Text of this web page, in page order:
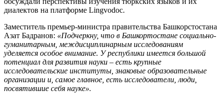
диалектов на платформе Lingvodoc.
Заместитель премьер-министра правительства Башкорстостана
Азат Бадранов: «Подчеркну, что в Башкортостане социально-
гуманитарным, междисциплинарным исследованиям
уделяется особое внимание. У республики имеется большой
потенциал для развития науки – есть крупные
исследовательские институты, знаковые образовательные
организации и, самое главное, есть исследователи, люди,
посвятившие себя науке».